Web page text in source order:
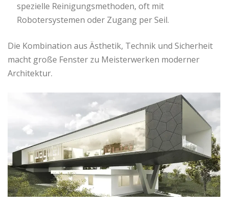
spezielle Reinigungsmethoden, oft mit
Robotersystemen oder Zugang per Seil.
Die Kombination aus Ästhetik, Technik und Sicherheit
macht große Fenster zu Meisterwerken moderner
Architektur.